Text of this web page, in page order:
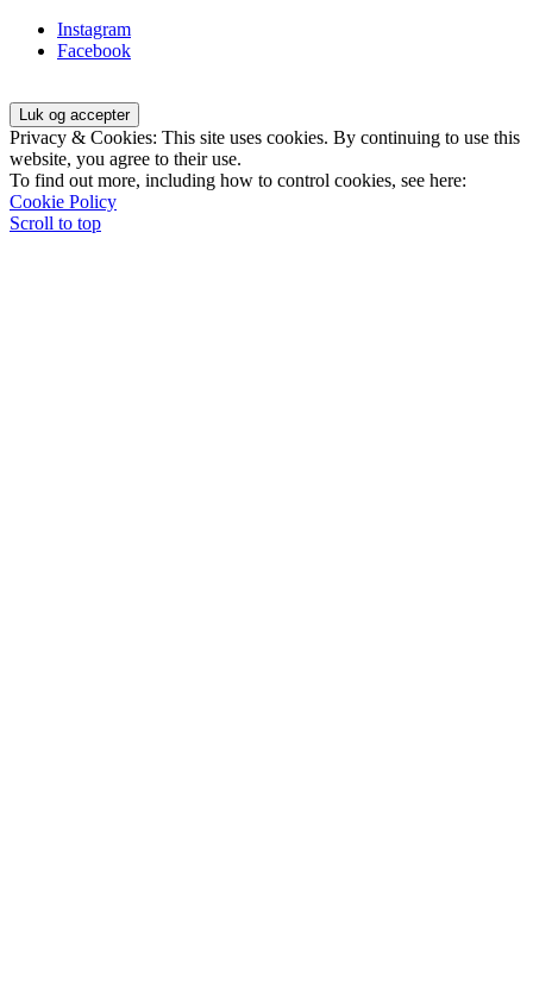
Instagram
Facebook
Privacy & Cookies: This site uses cookies. By continuing to use this
website, you agree to their use.
To find out more, including how to control cookies, see here:
Cookie Policy
Scroll to top